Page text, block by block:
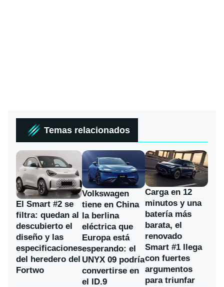
Temas relacionados
El Smart #2 se
filtra: quedan al
descubierto el
diseño y las
especificaciones
del heredero del
Fortwo
Volkswagen
tiene en China
la berlina
eléctrica que
Europa está
esperando: el
UNYX 09 podría
convertirse en
el ID.9
Carga en 12
minutos y una
batería más
barata, el
renovado
Smart #1 llega
con fuertes
argumentos
para triunfar